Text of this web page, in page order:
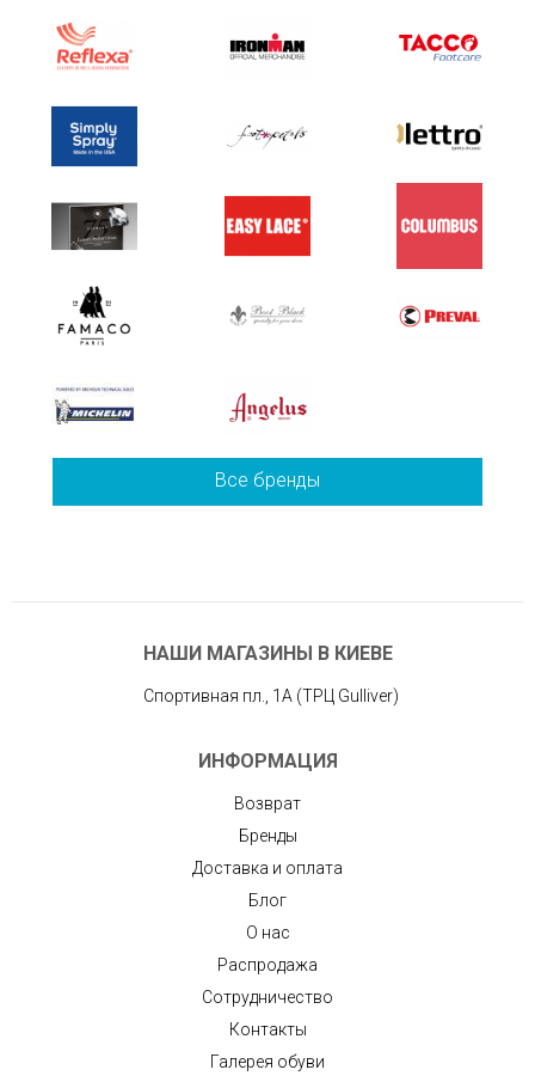
Все бренды
НАШИ МАГАЗИНЫ В КИЕВЕ
Спортивная пл., 1А (ТРЦ Gulliver)
ИНФОРМАЦИЯ
Возврат
Бренды
Доставка и оплата
Блог
О нас
Распродажа
Сотрудничество
Контакты
Галерея обуви